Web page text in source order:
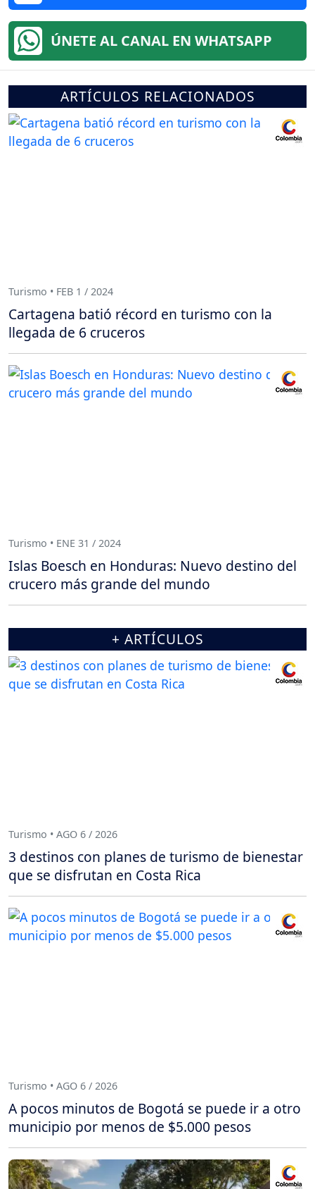
ÚNETE AL CANAL EN WHATSAPP
ARTÍCULOS RELACIONADOS
Turismo • FEB 1 / 2024
Cartagena batió récord en turismo con la
llegada de 6 cruceros
Turismo • ENE 31 / 2024
Islas Boesch en Honduras: Nuevo destino del
crucero más grande del mundo
+ ARTÍCULOS
Turismo • AGO 6 / 2026
3 destinos con planes de turismo de bienestar
que se disfrutan en Costa Rica
Turismo • AGO 6 / 2026
A pocos minutos de Bogotá se puede ir a otro
municipio por menos de $5.000 pesos